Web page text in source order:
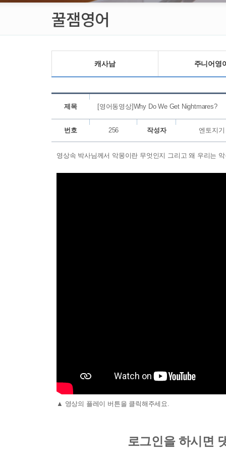
꿀잼영어
캐사남 주니어영
제목 [영어동영상]Why Do We Get Nightmares?
번호 256 작성자 엔토지기
영상속 박사님께서 악몽이란 무엇인지 그리고 왜 우리는
▲ 영상의 플레이 버튼을 클릭해주세요.